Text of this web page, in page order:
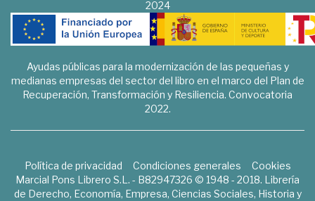
2024
Ayudas públicas para la modernización de las pequeñas y
medianas empresas del sector del libro en el marco del Plan de
Recuperación, Transformación y Resiliencia. Convocatoria
2022.
Política de privacidad Condiciones generales
Cookies
Marcial Pons Librero S.L. - B82947326 © 1948 - 2018. Librería
de Derecho, Economía, Empresa, Ciencias Sociales, Historia y